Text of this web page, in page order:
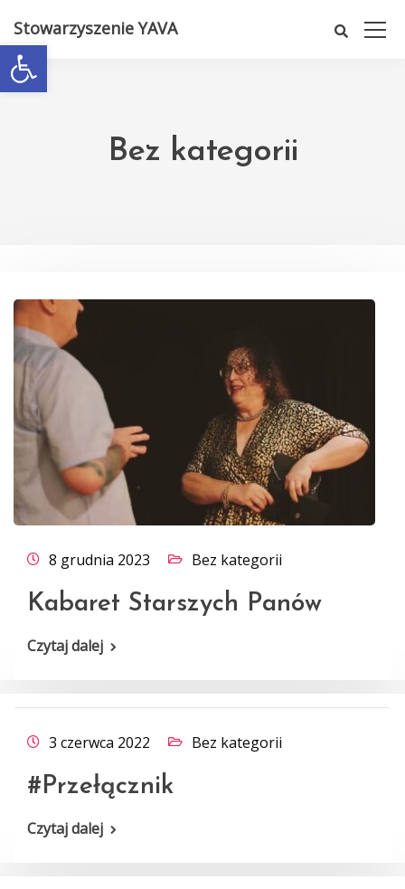
Otwórz pasek narzędzi
Stowarzyszenie YAVA
Bez kategorii
8 grudnia 2023 Bez kategorii
Kabaret Starszych Panów
Czytaj dalej
3 czerwca 2022 Bez kategorii
#Przełącznik
Czytaj dalej